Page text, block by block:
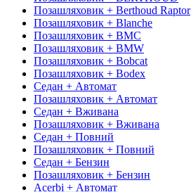
Позашляховик + Berthoud Raptor
Позашляховик + Blanche
Позашляховик + BMC
Позашляховик + BMW
Позашляховик + Bobcat
Позашляховик + Bodex
Седан + Автомат
Позашляховик + Автомат
Седан + Вживана
Позашляховик + Вживана
Седан + Повний
Позашляховик + Повний
Седан + Бензин
Позашляховик + Бензин
Acerbi + Автомат